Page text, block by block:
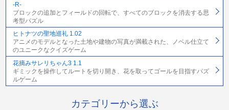
-R-
ブロックの追加とフィールドの回転で、すべてのブロックを消去する思
考型パズル
ヒトナツの聖地巡礼 1.02
アニメのモデルとなった土地や建物の写真が満載された、ノベル仕立て
のユニークなクイズゲーム
花摘みサレリちゃん3 1.1
ギミックを操作してルートを切り開き、花を取ってゴールを目指すパズ
ルゲーム
カテゴリーから選ぶ